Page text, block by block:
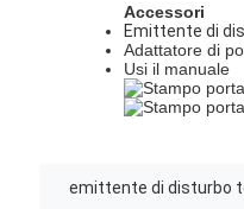
Accessori
Emittente di
Adattatore di
Usi il manuale
emittente di disturbo